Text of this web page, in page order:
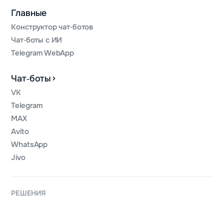
Главные
Конструктор чат‑ботов
Чат‑боты с ИИ
Telegram WebApp
Чат‑боты
VK
Telegram
MAX
Avito
WhatsApp
Jivo
РЕШЕНИЯ